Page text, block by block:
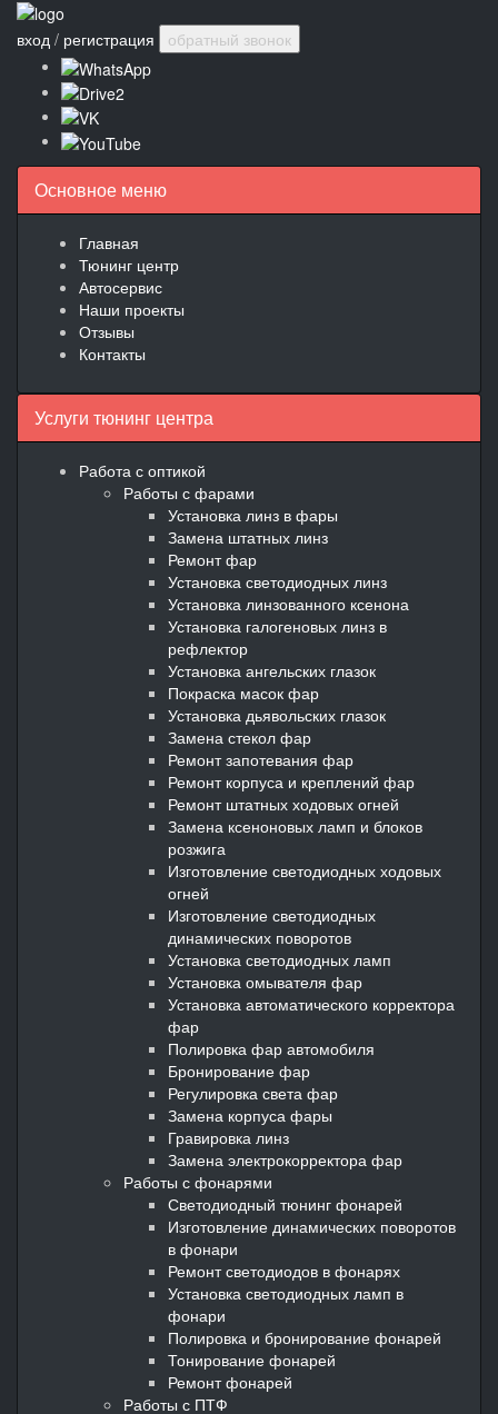
вход / регистрация обратный звонок
Основное меню
Главная
Тюнинг центр
Автосервис
Наши проекты
Отзывы
Контакты
Услуги тюнинг центра
Работа с оптикой
Работы с фарами
Установка линз в фары
Замена штатных линз
Ремонт фар
Установка светодиодных линз
Установка линзованного ксенона
Установка галогеновых линз в
рефлектор
Установка ангельских глазок
Покраска масок фар
Установка дьявольских глазок
Замена стекол фар
Ремонт запотевания фар
Ремонт корпуса и креплений фар
Ремонт штатных ходовых огней
Замена ксеноновых ламп и блоков
розжига
Изготовление светодиодных ходовых
огней
Изготовление светодиодных
динамических поворотов
Установка светодиодных ламп
Установка омывателя фар
Установка автоматического корректора
фар
Полировка фар автомобиля
Бронирование фар
Регулировка света фар
Замена корпуса фары
Гравировка линз
Замена электрокорректора фар
Работы с фонарями
Светодиодный тюнинг фонарей
Изготовление динамических поворотов
в фонари
Ремонт светодиодов в фонарях
Установка светодиодных ламп в
фонари
Полировка и бронирование фонарей
Тонирование фонарей
Ремонт фонарей
Работы с ПТФ